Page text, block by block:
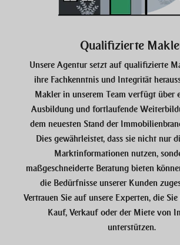
Qualifizierte
Unsere Agentur setzt auf qualifizierte
ihre Fachkenntnis und Integrität
Makler in unserem Team verfügt über
Ausbildung und fortlaufende
dem neuesten Stand der
Dies gewährleistet, dass sie nicht nur
Marktinformationen nutzen,
maßgeschneiderte Beratung bieten
die Bedürfnisse unserer Kunden
Vertrauen Sie auf unsere Experten, die
Kauf, Verkauf oder der Miete von
unterstützen.